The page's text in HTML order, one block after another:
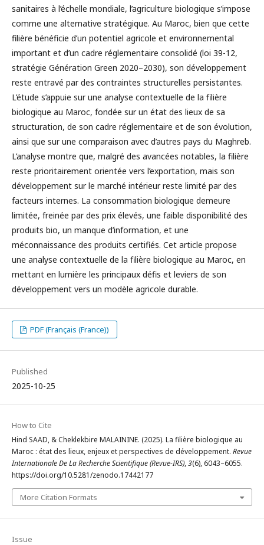
sanitaires à l’échelle mondiale, l’agriculture biologique s’impose
comme une alternative stratégique. Au Maroc, bien que cette
filière bénéficie d’un potentiel agricole et environnemental
important et d’un cadre réglementaire consolidé (loi 39-12,
stratégie Génération Green 2020–2030), son développement
reste entravé par des contraintes structurelles persistantes.
L’étude s’appuie sur une analyse contextuelle de la filière
biologique au Maroc, fondée sur un état des lieux de sa
structuration, de son cadre réglementaire et de son évolution,
ainsi que sur une comparaison avec d’autres pays du Maghreb.
L’analyse montre que, malgré des avancées notables, la filière
reste prioritairement orientée vers l’exportation, mais son
développement sur le marché intérieur reste limité par des
facteurs internes. La consommation biologique demeure
limitée, freinée par des prix élevés, une faible disponibilité des
produits bio, un manque d’information, et une
méconnaissance des produits certifiés. Cet article propose
une analyse contextuelle de la filière biologique au Maroc, en
mettant en lumière les principaux défis et leviers de son
développement vers un modèle agricole durable.
PDF (Français (France))
Published
2025-10-25
How to Cite
Hind SAAD, & Cheklekbire MALAININE. (2025). La filière biologique au
Maroc : état des lieux, enjeux et perspectives de développement. Revue
Internationale De La Recherche Scientifique (Revue-IRS),3(6), 6043–6055.
https://doi.org/10.5281/zenodo.17442177
More Citation Formats
Issue